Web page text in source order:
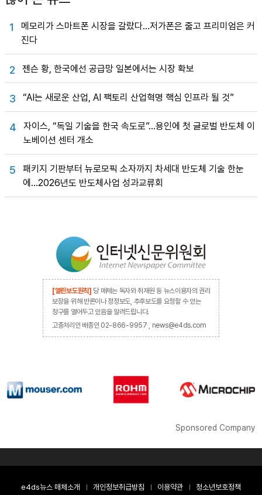
1
메모리가 스마트폰 시장을 갈랐다…저가폰은 줄고 프리미엄은 커
진다
2 젠슨 황, 한국에선 공급망 일본에서는 시장 확보
3 “AI는 새로운 산업, AI 팩토리 산업혁명 핵심 인프라 될 것”
4
자이스, “독일 기술을 한국 속도로”…용인에 첫 글로벌 반도체 이
노베이션 센터 개소
5
패키지 기판부터 뉴로모픽 소자까지 차세대 반도체 기술 한눈
에…2026년도 반도체사업 성과교류회
[열린보도원칙] 당 매체는 독자와 취재원 등 뉴스이용자의 권리
보장을 위해 반론이나 정정보도, 추후보도를 요청할 수 있는
창구를 열어두고 있음을 알려드립니다.
고충처리인 배종인 02-866-9957 , news@e4ds.com
Sponsored Company
e4ds뉴스 매체소개 개인정보취급방침 이용약관 청소년보호정책